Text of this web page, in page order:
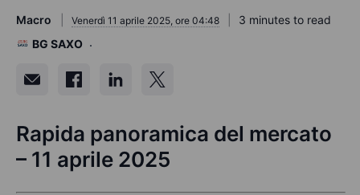
Macro Venerdì 11 aprile 2025, ore 04:48
3 minutes to read
BG SAXO
Rapida panoramica del mercato
– 11 aprile 2025